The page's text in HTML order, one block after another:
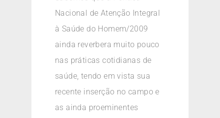
Nacional de Atenção Integral
à Saúde do Homem/2009
ainda reverbera muito pouco
nas práticas cotidianas de
saúde, tendo em vista sua
recente inserção no campo e
as ainda proeminentes